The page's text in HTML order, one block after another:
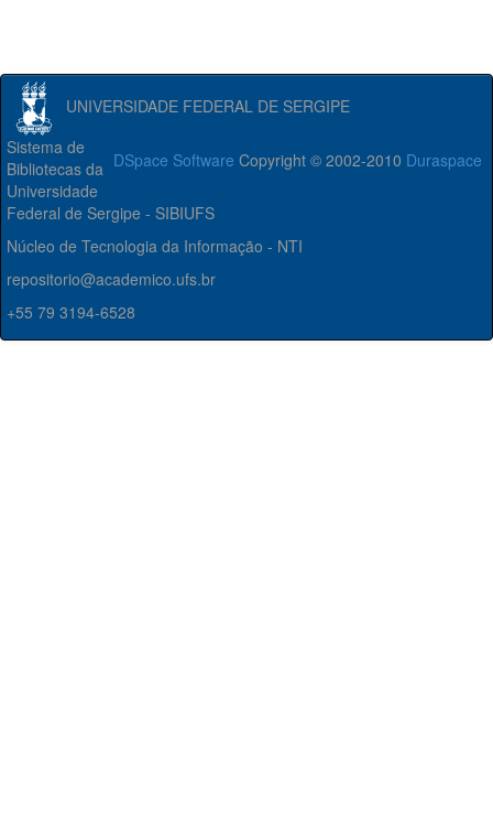
UNIVERSIDADE FEDERAL DE SERGIPE
DSpace Software Copyright © 2002-2010 Duraspace
Sistema de
Bibliotecas da
Universidade
Federal de Sergipe - SIBIUFS
Núcleo de Tecnologia da Informação - NTI
repositorio@academico.ufs.br
+55 79 3194-6528